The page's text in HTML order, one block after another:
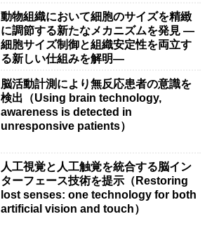
動物組織において細胞のサイズを精緻
に調節する新たなメカニズムを発見 ―
細胞サイズ制御と組織安定性を両立す
る新しい仕組みを解明―
脳活動計測により無反応患者の意識を
検出（Using brain technology,
awareness is detected in
unresponsive patients）
人工視覚と人工触覚を統合する脳イン
ターフェース技術を提示（Restoring
lost senses: one technology for both
artificial vision and touch）